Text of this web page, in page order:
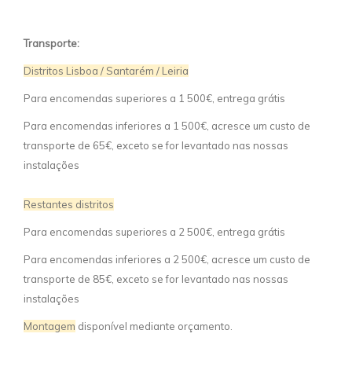
Transporte:
Distritos Lisboa / Santarém / Leiria
Para encomendas superiores a 1 500€, entrega grátis
Para encomendas inferiores a 1 500€, acresce um custo de
transporte de 65€, exceto se for levantado nas nossas
instalações
Restantes distritos
Para encomendas superiores a 2 500€, entrega grátis
Para encomendas inferiores a 2 500€, acresce um custo de
transporte de 85€, exceto se for levantado nas nossas
instalações
Montagem disponível mediante orçamento.